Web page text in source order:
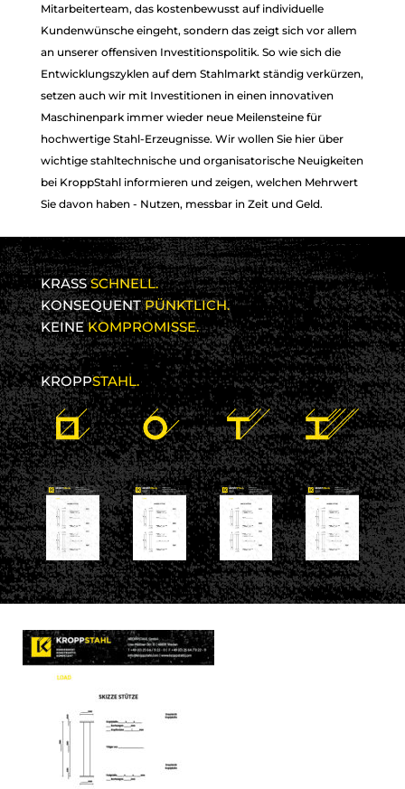
LEIDENSCHAFT
FÜR STAHL
LEIDENSCHAFT
FÜR STAHL
Mitarbeiterteam, das kostenbewusst auf individuelle
Kundenwünsche eingeht, sondern das zeigt sich vor allem
an unserer offensiven Investitionspolitik. So wie sich die
Entwicklungszyklen auf dem Stahlmarkt ständig verkürzen,
setzen auch wir mit Investitionen in einen innovativen
Maschinenpark immer wieder neue Meilensteine für
hochwertige Stahl-Erzeugnisse. Wir wollen Sie hier über
wichtige stahltechnische und organisatorische Neuigkeiten
bei KroppStahl informieren und zeigen, welchen Mehrwert
Sie davon haben - Nutzen, messbar in Zeit und Geld.
KRASSSCHNELL.
KONSEQUENTPÜNKTLICH.
KEINEKOMPROMISSE.
KROPPSTAHL.
24 November 2017
kroppstahl
No comments